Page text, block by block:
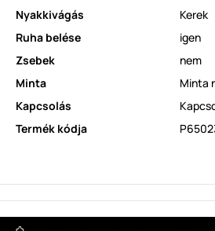
Nyakkivágás
Kerek
Ruha belése
igen
Zsebek
nem
Minta
Minta
Kapcsolás
Termék kódja